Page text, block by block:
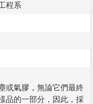
程系
或氣膠，無論它們最終
品的一部分，因此，採